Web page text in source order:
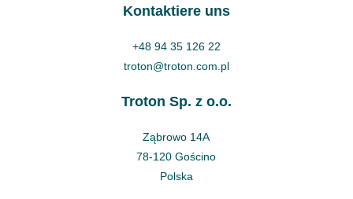
Kontaktiere uns
+48 94 35 126 22
troton@troton.com.pl
Troton Sp. z o.o.
Ząbrowo 14A
78-120 Gościno
Polska